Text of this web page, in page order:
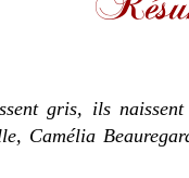
gris, ils
Camélia